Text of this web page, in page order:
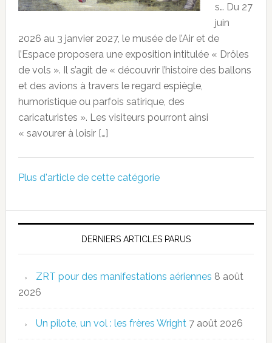
s… Du 27
juin
2026 au 3 janvier 2027, le musée de l’Air et de
l’Espace proposera une exposition intitulée « Drôles
de vols ». Il s’agit de « découvrir l’histoire des ballons
et des avions à travers le regard espiègle,
humoristique ou parfois satirique, des
caricaturistes ». Les visiteurs pourront ainsi
« savourer à loisir […]
Plus d'article de cette catégorie
DERNIERS ARTICLES PARUS
ZRT pour des manifestations aériennes 8 août
2026
Un pilote, un vol : les frères Wright 7 août 2026